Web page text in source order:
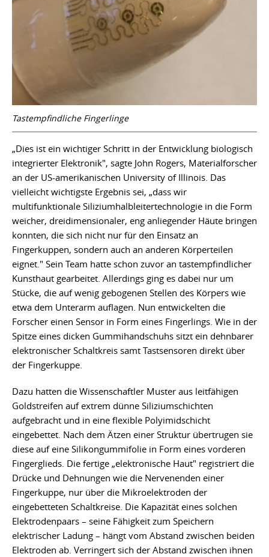
Tastempfindliche Fingerlinge
„Dies ist ein wichtiger Schritt in der Entwicklung biologisch
integrierter Elektronik", sagte John Rogers, Materialforscher
an der US-amerikanischen University of Illinois. Das
vielleicht wichtigste Ergebnis sei, „dass wir
multifunktionale Siliziumhalbleitertechnologie in die Form
weicher, dreidimensionaler, eng anliegender Häute bringen
konnten, die sich nicht nur für den Einsatz an
Fingerkuppen, sondern auch an anderen Körperteilen
eignet." Sein Team hatte schon zuvor an tastempfindlicher
Kunsthaut gearbeitet. Allerdings ging es dabei nur um
Stücke, die auf wenig gebogenen Stellen des Körpers wie
etwa dem Unterarm auflagen. Nun entwickelten die
Forscher einen Sensor in Form eines Fingerlings. Wie in der
Spitze eines dicken Gummihandschuhs sitzt ein dehnbarer
elektronischer Schaltkreis samt Tastsensoren direkt über
der Fingerkuppe.
Dazu hatten die Wissenschaftler Muster aus leitfähigen
Goldstreifen auf extrem dünne Siliziumschichten
aufgebracht und in eine flexible Polyimidschicht
eingebettet. Nach dem Ätzen einer Struktur übertrugen sie
diese auf eine Silikongummifolie in Form eines vorderen
Fingerglieds. Die fertige „elektronische Haut" registriert die
Drücke und Dehnungen wie die Nervenenden einer
Fingerkuppe, nur über die Mikroelektroden der
eingebetteten Schaltkreise. Die Kapazität eines solchen
Elektrodenpaars – seine Fähigkeit zum Speichern
elektrischer Ladung – hängt vom Abstand zwischen beiden
Elektroden ab. Verringert sich der Abstand zwischen ihnen